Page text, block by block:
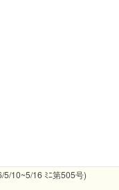
10~5/16 ﾐﾆ第505号)